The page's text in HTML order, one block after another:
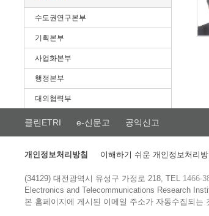
수도권연구본부
기획본부
사업화본부
행정본부
대외협력부
클린ETRI e-신문고 공익신고
개인정보처리방침 이해하기 쉬운 개인정보처리방
(34129) 대전광역시 유성구 가정로 218, TEL 1466-
Electronics and Telecommunications Research
본 홈페이지에 게시된 이메일 주소가 자동수집되